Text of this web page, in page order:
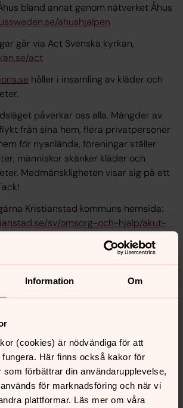
Information Om
(cookies) är nödvändiga för att
Här finns också kakor för
förbättrar din användarupplevelse,
för marknadsföring och när vi
plattformar. Läs mer om våra
bland annat genom nätverket Åhus
ahushjalpen
går via Act Svenska kyrkan,
act
håller i insamling av kläder och
påverkar oss alla. Mängder av
från sina hem, flera privatpersoner
för nyanlända, föreningar ställer
människor skänker kläder och
Medmänskligheten visar sig på ett
Kristianstad kommuns hemsida:
sv/omsorg-och-hjalp/akut-
krishantering/med-anledning-av-
frågor på sidans